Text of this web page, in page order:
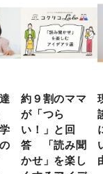
約９割のママ
が「つら
い！」と回
答 「読み聞
かせ」を楽し